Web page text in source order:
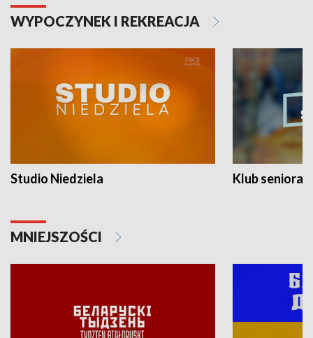
WYPOCZYNEK I REKREACJA
Studio Niedziela Klub seniora
MNIEJSZOŚCI